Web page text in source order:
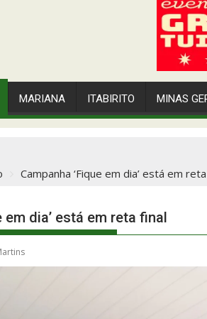
MARIANA ITABIRITO MINAS
Campanha ‘Fique em dia’ está em
em dia’ está em reta final